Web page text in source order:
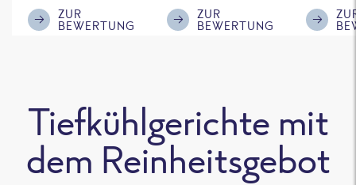
mehr erhältlich
ist!
ZUR
BEWERTUNG
ZUR
BEWERTUNG
Menge
'großen
Paprika
gern.
Tiefkühlgerichte mit
dem Reinheitsgebot